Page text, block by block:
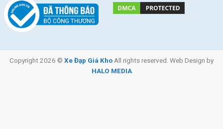
Copyright 2026 © Xe Đạp Giá Kho All rights reserved. Web Design by
HALO MEDIA